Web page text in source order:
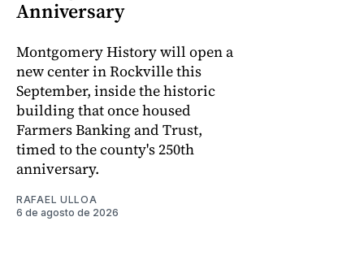
Anniversary
Montgomery History will open a
new center in Rockville this
September, inside the historic
building that once housed
Farmers Banking and Trust,
timed to the county's 250th
anniversary.
RAFAEL ULLOA
6 de agosto de 2026